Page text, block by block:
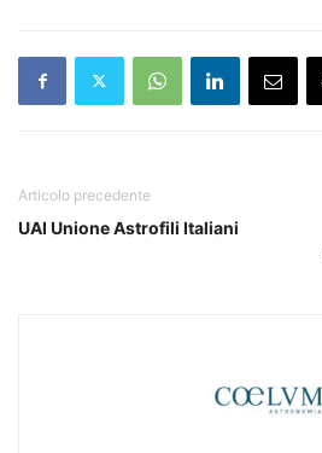
Articolo precedente
UAI Unione Astrofili Italiani